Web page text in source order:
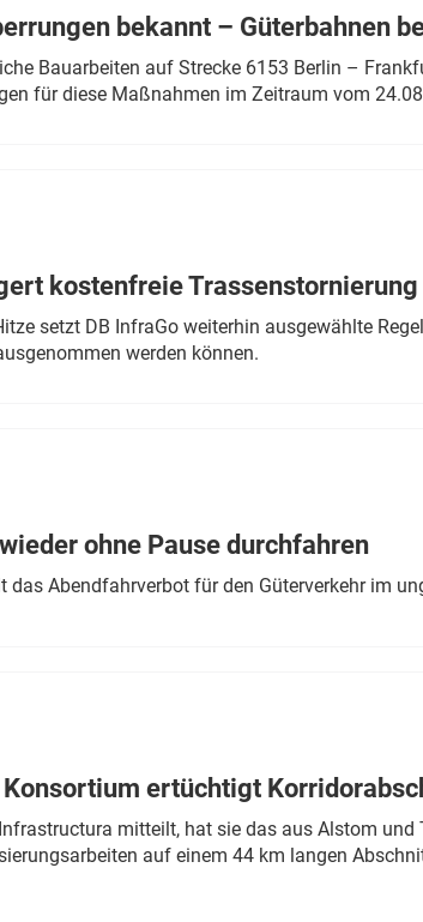
bekannt – Güterbahnen
Bauarbeiten auf Strecke 6153 Berlin –
für diese Maßnahmen im Zeitraum vom
kostenfreie Trassenstornierung
setzt DB InfraGo weiterhin ausgewählte
werden können.
ohne Pause durchfahren
das Abendfahrverbot für den Güterverkehr im
ertüchtigt
mitteilt, hat sie das aus Alstom
auf einem 44 km langen